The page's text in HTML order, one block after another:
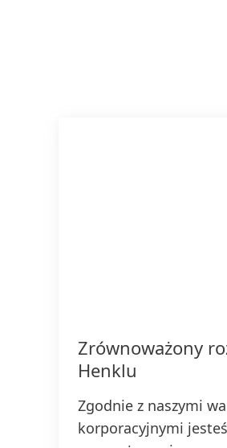
Zrównoważony
Henklu
Zgodnie z naszymi
korporacyjnymi